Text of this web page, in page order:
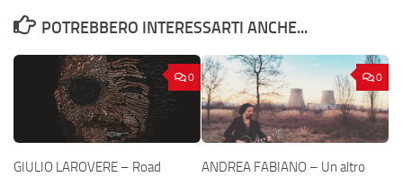
POTREBBERO INTERESSARTI ANCHE...
0
GIULIO LAROVERE – Road
0
ANDREA FABIANO – Un altro